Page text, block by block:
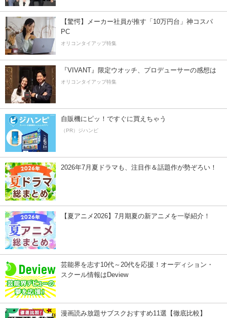
【驚愕】メーカー社員が推す「10万円台」神コスパ
PC
オリコンタイアップ特集
『VIVANT』限定ウオッチ、プロデューサーの感想は
オリコンタイアップ特集
自販機にピッ！ですぐに買えちゃう
（PR）ジハンピ
2026年7月夏ドラマも、注目作＆話題作が勢ぞろい！
【夏アニメ2026】7月期夏の新アニメを一挙紹介！
芸能界を志す10代～20代を応援！オーディション・
スクール情報はDeview
漫画読み放題サブスクおすすめ11選【徹底比較】